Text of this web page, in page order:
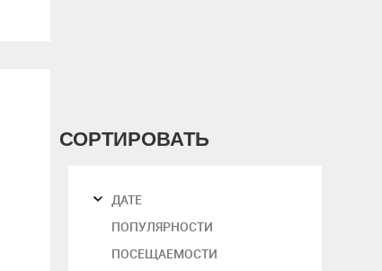
СОРТИРОВАТЬ
ДАТЕ
ПОПУЛЯРНОСТИ
ПОСЕЩАЕМОСТИ